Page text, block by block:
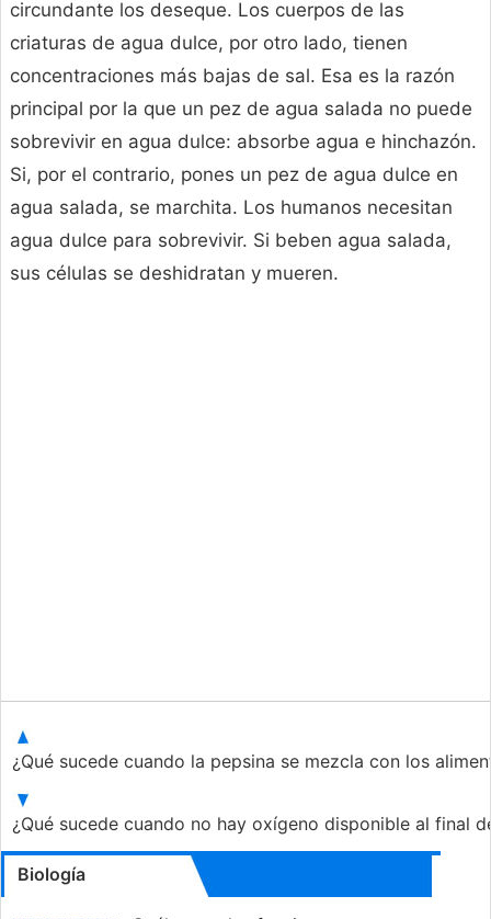
circundante los deseque. Los cuerpos de las
criaturas de agua dulce, por otro lado, tienen
concentraciones más bajas de sal. Esa es la razón
principal por la que un pez de agua salada no puede
sobrevivir en agua dulce: absorbe agua e hinchazón.
Si, por el contrario, pones un pez de agua dulce en
agua salada, se marchita. Los humanos necesitan
agua dulce para sobrevivir. Si beben agua salada,
sus células se deshidratan y mueren.
¿Qué sucede cuando la pepsina se mezcla con los
¿Qué sucede cuando no hay oxígeno disponible al final
Biología